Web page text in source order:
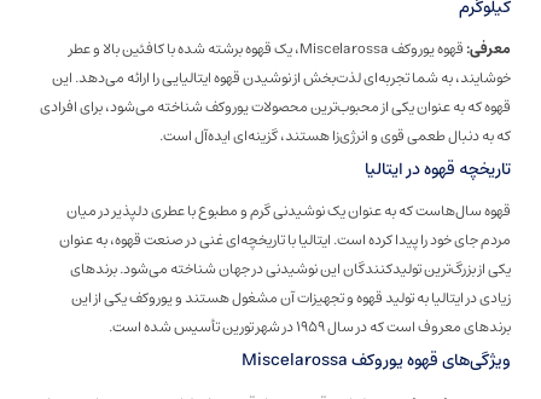
کیلوگرم
معرفی:
قهوه یوروکف Miscelarossa، یک قهوه برشته شده با کافئین بالا و عطر
خوشایند، به شما تجربه‌ای لذت‌بخش از نوشیدن قهوه ایتالیایی را ارائه می‌دهد. این
قهوه که به عنوان یکی از محبوب‌ترین محصولات یوروکف شناخته می‌شود، برای افرادی
که به دنبال طعمی قوی و انرژی‌زا هستند، گزینه‌ای ایده‌آل است.
تاریخچه قهوه در ایتالیا
قهوه سال‌هاست که به عنوان یک نوشیدنی گرم و مطبوع با عطری دلپذیر در میان
مردم جای خود را پیدا کرده است. ایتالیا با تاریخچه‌ای غنی در صنعت قهوه، به عنوان
یکی از بزرگ‌ترین تولیدکنندگان این نوشیدنی در جهان شناخته می‌شود. برندهای
زیادی در ایتالیا به تولید قهوه و تجهیزات آن مشغول هستند و یوروکف یکی از این
برندهای معروف است که در سال 1959 در شهر تورین تأسیس شده است.
ویژگی‌های قهوه یوروکف Miscelarossa